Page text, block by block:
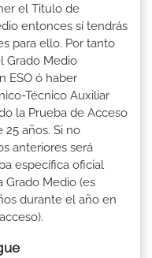
el Titulo de
entonces sí tendrás
para ello. Por tanto
Grado Medio
ESO ó haber
Técnico Auxiliar
la Prueba de Acceso
25 años. Si no
anteriores será
específica oficial
Grado Medio (es
durante el año en